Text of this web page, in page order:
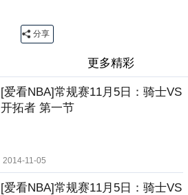
分享
更多精彩
[爱看NBA]常规赛11月5日：骑士VS
开拓者 第一节
2014-11-05
[爱看NBA]常规赛11月5日：骑士VS